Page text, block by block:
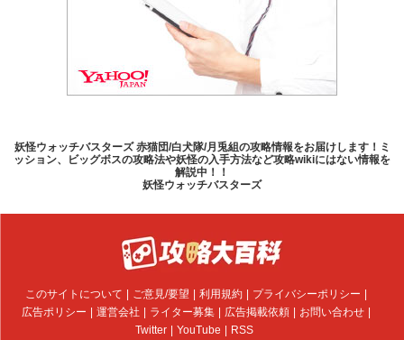
妖怪ウォッチバスターズ 赤猫団/白犬隊/月兎組の攻略情報をお届けします！ミ
ッション、ビッグボスの攻略法や妖怪の入手方法など攻略wikiにはない情報を
解説中！！
妖怪ウォッチバスターズ
このサイトについて ご意見/要望 利用規約
プライバシーポリシー
広告ポリシー
運営会社 ライター募集 広告掲載依頼
お問い合わせ
Twitter
YouTube RSS